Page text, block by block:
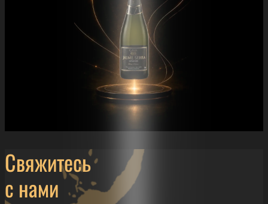
Свяжитесь
с нами